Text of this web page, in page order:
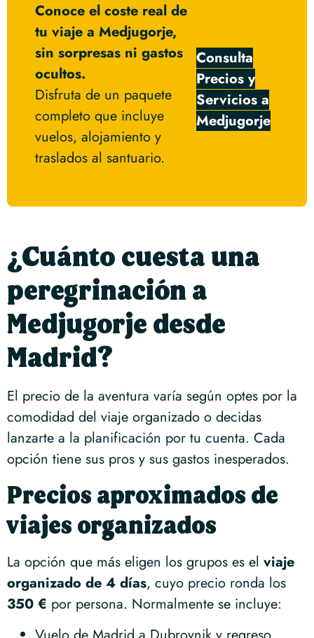
Conoce el coste real de
tu viaje a Medjugorje,
sin sorpresas ni gastos
ocultos.
Disfruta de un paquete
completo que incluye
vuelos, alojamiento y
traslados al santuario.
Consulta
Precios y
Servicios a
Medjugorje
¿Cuánto cuesta una
peregrinación a
Medjugorje desde
Madrid?
El precio de la aventura varía según optes por la
comodidad del viaje organizado o decidas
lanzarte a la planificación por tu cuenta. Cada
opción tiene sus pros y sus gastos inesperados.
Precios aproximados de
viajes organizados
La opción que más eligen los grupos es el viaje
organizado de 4 días, cuyo precio ronda los
350 € por persona. Normalmente se incluye: